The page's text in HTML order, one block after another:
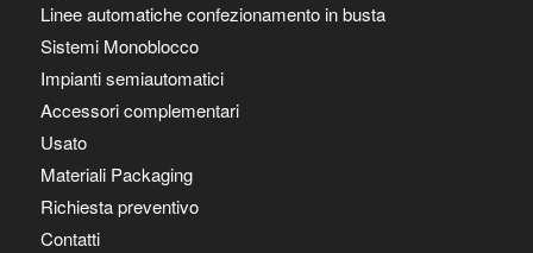
Linee automatiche confezionamento in busta
Sistemi Monoblocco
Impianti semiautomatici
Accessori complementari
Usato
Materiali Packaging
Richiesta preventivo
Contatti